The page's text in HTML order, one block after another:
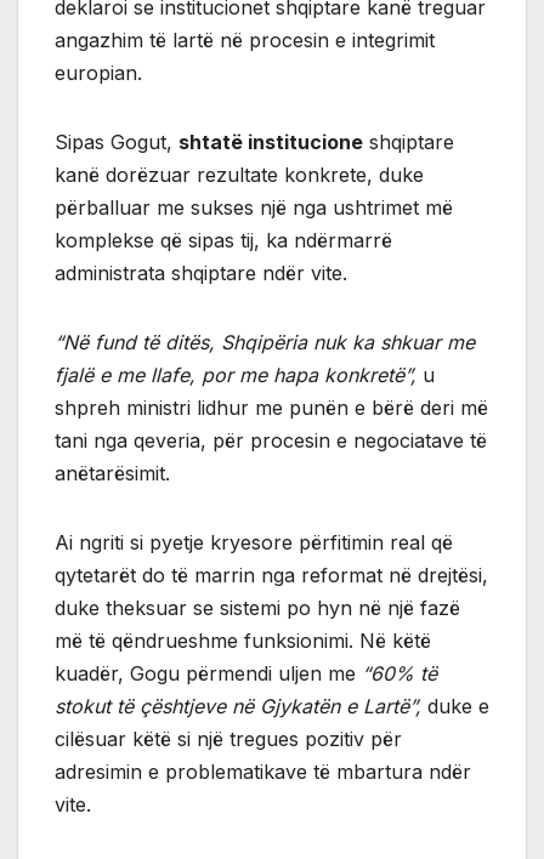
deklaroi se institucionet shqiptare kanë treguar
angazhim të lartë në procesin e integrimit
europian.
Sipas Gogut, shtatë institucione shqiptare
kanë dorëzuar rezultate konkrete, duke
përballuar me sukses një nga ushtrimet më
komplekse që sipas tij, ka ndërmarrë
administrata shqiptare ndër vite.
“Në fund të ditës, Shqipëria nuk ka shkuar me
fjalë e me llafe, por me hapa konkretë”, u
shpreh ministri lidhur me punën e bërë deri më
tani nga qeveria, për procesin e negociatave të
anëtarësimit.
Ai ngriti si pyetje kryesore përfitimin real që
qytetarët do të marrin nga reformat në drejtësi,
duke theksuar se sistemi po hyn në një fazë
më të qëndrueshme funksionimi. Në këtë
kuadër, Gogu përmendi uljen me “60% të
stokut të çështjeve në Gjykatën e Lartë”, duke e
cilësuar këtë si një tregues pozitiv për
adresimin e problematikave të mbartura ndër
vite.